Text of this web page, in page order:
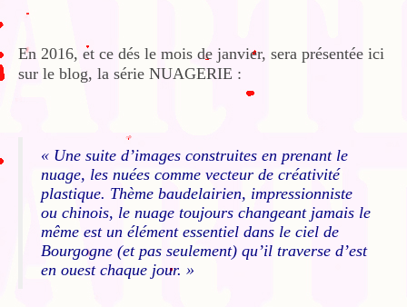
En 2016, et ce dés le mois de janvier, sera présentée ici
sur le blog, la série NUAGERIE :
« Une suite d’images construites en prenant le
nuage, les nuées comme vecteur de créativité
plastique. Thème baudelairien, impressionniste
ou chinois, le nuage toujours changeant jamais le
même est un élément essentiel dans le ciel de
Bourgogne (et pas seulement) qu’il traverse d’est
en ouest chaque jour. »